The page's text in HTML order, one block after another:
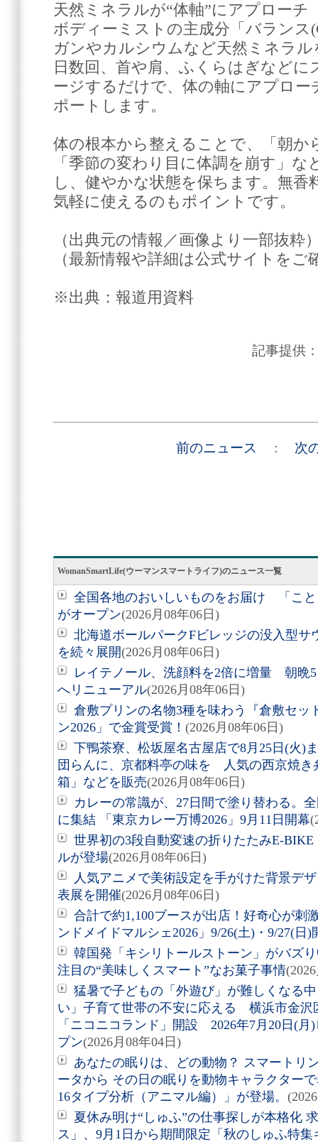
天然ミネラルが“体軸”にアプローチ
ボディーミストの主成分「バラン
ガンやカルシウムなど天然ミネラ
日数回、首や肩、ふくらはぎなど
ージするだけで、体の軸にアプロ
ポートします。
体の根本から整えることで、「朝か
「季節の変わり目に体調を崩す」
し、健やかな状態を保ちます。無香
気軽に使えるのもポイントです。
（出典元の情報／画像より一部抜粋
（最新情報や詳細は公式サイトをご
※出典：報道用資料
記事提供
前のニュース : 次
WomanSmartLife(ウーマンスマートライフ)のニュース一覧
全国各地のおいしいものをお届け 「こ
がオープン(2026月08年06日)
北海道ボールパークFビレッジの没入型サ
を続々展開(2026月08年06日)
レイテノール、洗顔料を2倍に増量 朝晩
へリニューアル(2026月08年06日)
倉敷プリンの名物3種を味わう『倉敷セッ
ン2026」で金賞受賞！ (2026月08年06日)
下鴨茶寮、松坂屋名古屋店で8月25日(火)
団らんに、京都料亭の味を 人気の西京焼き
箱」などを販売(2026月08年06日)
カレーの常識が、27日間で塗り替わる。
に集結 「東京カレー万博2026」9月11日開幕
世界初の3段自動変速の折りたたみE-
ルが登場(2026月08年06日)
人気アニメで美術設定を手がけた背景デ
表展を開催(2026月08年06日)
合計で約1,100ブースが出店！好奇心が
ンドメイドマルシェ2026」9/26(土)・9/27(日)
韓国発「キシリトールストーン」がバズ
注目の“美味しくスマート”なお菓子事情
猛暑で子どもの「外遊び」が難しくなる
い」子育て世帯の不安に応える 横浜市金沢
「ニコニコランド」開設 2026年7月20日(
プン(2026月08年04日)
あなたの眠りは、どの動物？ スマートリ
ータから その日の眠りを動物キャラクター
16タイプ分析（アニマル編）」が登場。
夏休み明け“しゅふ”の仕事探しが本格化
ス」、9月1日から期間限定「秋のしゅふ特